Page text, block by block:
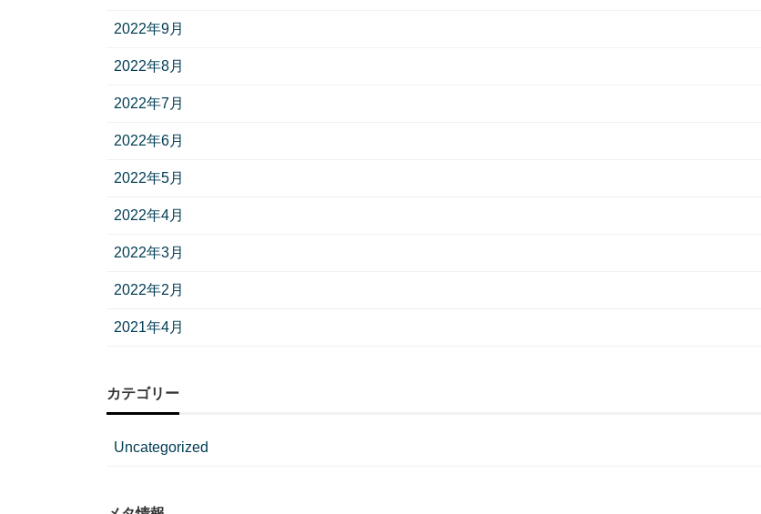
2022年9月
2022年8月
2022年7月
2022年6月
2022年5月
2022年4月
2022年3月
2022年2月
2021年4月
カテゴリー
Uncategorized